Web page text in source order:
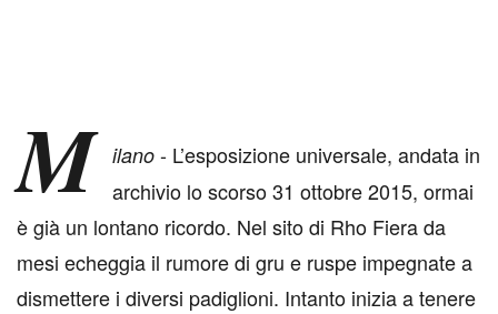
M ilano - L’esposizione universale, andata in
archivio lo scorso 31 ottobre 2015, ormai
è già un lontano ricordo. Nel sito di Rho Fiera da
mesi echeggia il rumore di gru e ruspe impegnate a
dismettere i diversi padiglioni. Intanto inizia a tenere